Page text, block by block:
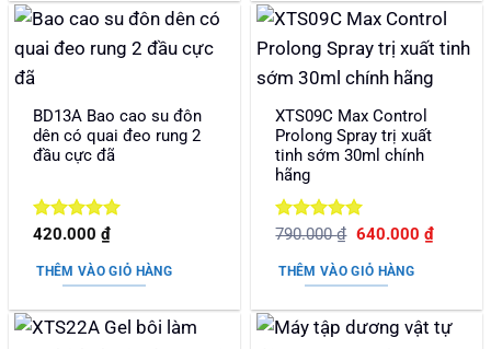
BD13A Bao cao su đôn
dên có quai đeo rung 2
đầu cực đã
Được xếp
sao
420.000₫
THÊM VÀO GIỎ HÀNG
XTS09C Max Control
Prolong Spray trị xuất
tinh sớm 30ml chính
hãng
Được xếp
sao
790.000₫ Giá
là:
790.000 ₫.
640.000 ₫Giá
hiện
THÊM VÀO GIỎ HÀNG